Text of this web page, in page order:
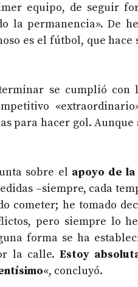
equipo, de seguir
la permanencia». De
es el fútbol, que
se cumplió con
para hacer gol. Aunque
sobre el apoyo de
–siempre, cada
cometer; he tomado
pero siempre lo
forma se ha
la calle. Estoy
«, concluyó.